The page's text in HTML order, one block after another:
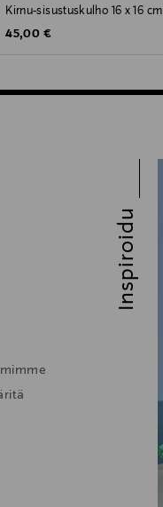
Kirnu-sisustuskulho 16 x 16 cm
Original Price
45,00 €
Inspiroidu